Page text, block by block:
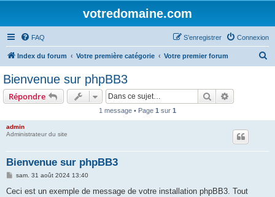
votredomaine.com
FAQ Connexion
S’enregistrer
Index du forum Votre première catégorie Votre premier forum
Bienvenue sur phpBB3
Répondre Rechercher
1 message • Page 1 sur 1
admin
Administrateur du site
Bienvenue sur phpBB3
M
s
sam. 31 août 2024 13:40
Ceci est un exemple de message de votre installation phpBB3. Tout